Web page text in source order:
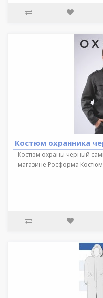
Костюм охранника
Костюм охраны черный
магазине Росформа